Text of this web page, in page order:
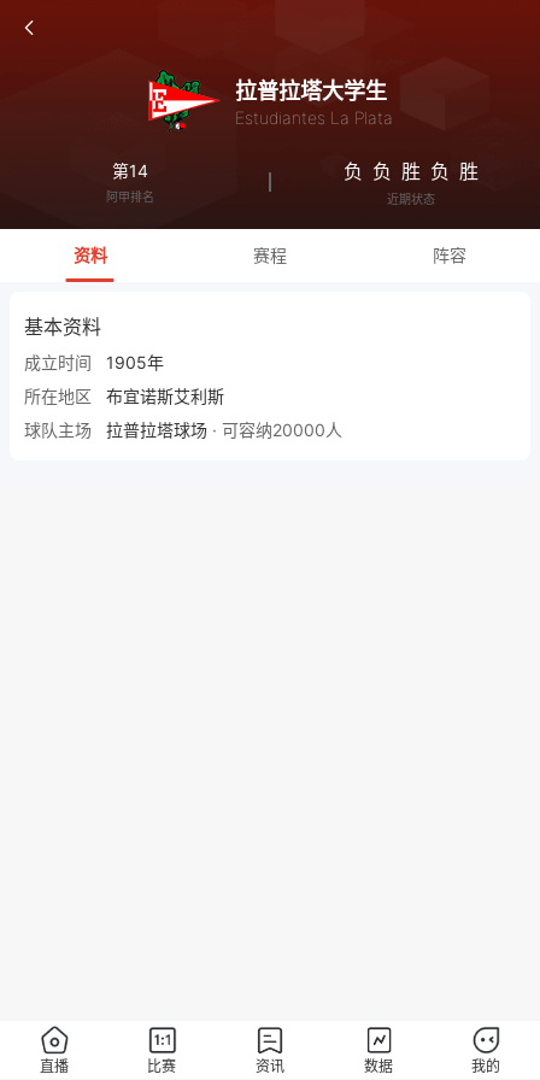
拉普拉塔大学生
Estudiantes La Plata
第14
阿甲排名
负 负 胜 负 胜
近期状态
资料 赛程 阵容
基本资料
成立时间
1905年
所在地区
布宜诺斯艾利斯
球队主场
拉普拉塔球场 · 可容纳20000人
直播 比赛 资讯 数据 我的